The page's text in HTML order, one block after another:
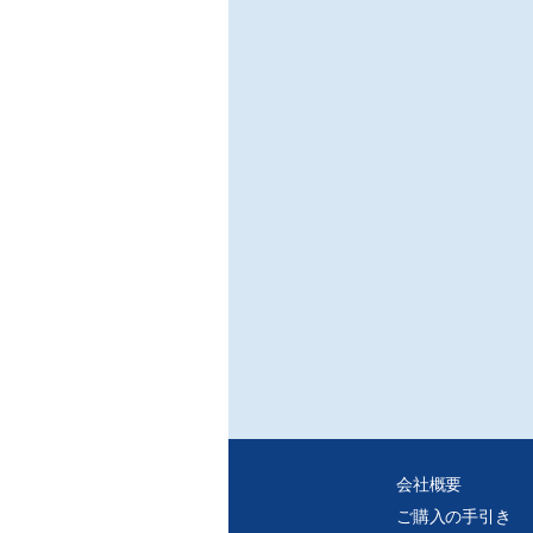
会社概要
ご購入の手引き